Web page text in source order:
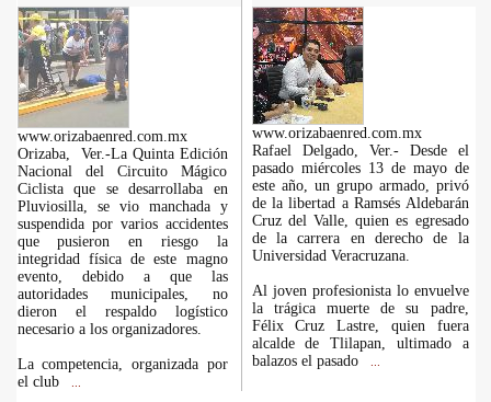
www.orizabaenred.com.mx
Orizaba, Ver.-La Quinta Edición
Nacional del Circuito Mágico
Ciclista que se desarrollaba en
Pluviosilla, se vio manchada y
suspendida por varios accidentes
que pusieron en riesgo la
integridad física de este magno
evento, debido a que las
autoridades municipales, no
dieron el respaldo logístico
necesario a los organizadores.
La competencia, organizada por
el club
www.orizabaenred.com.mx
Rafael Delgado, Ver.- Desde el
pasado miércoles 13 de mayo de
este año, un grupo armado, privó
de la libertad a Ramsés Aldebarán
Cruz del Valle, quien es egresado
de la carrera en derecho de la
Universidad Veracruzana.
Al joven profesionista lo envuelve
la trágica muerte de su padre,
Félix Cruz Lastre, quien fuera
alcalde de Tlilapan, ultimado a
balazos el pasado